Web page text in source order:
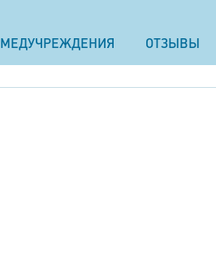
МЕДУЧРЕЖДЕНИЯ ОТЗЫВЫ